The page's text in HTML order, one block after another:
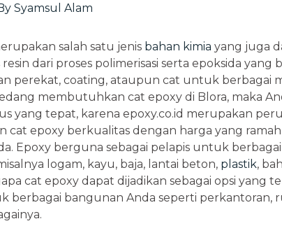
Syamsul Alam
salah satu jenis bahan kimia yang juga
resin dari proses polimerisasi serta epoksida yang
perekat, coating, ataupun cat untuk berbagai
membutuhkan cat epoxy di Blora, maka
yang tepat, karena epoxy.co.id merupakan
cat epoxy berkualitas dengan harga yang
Epoxy berguna sebagai pelapis untuk
logam, kayu, baja, lantai beton, plastik,
cat epoxy dapat dijadikan sebagai opsi yang
berbagai bangunan Anda seperti perkantoran,